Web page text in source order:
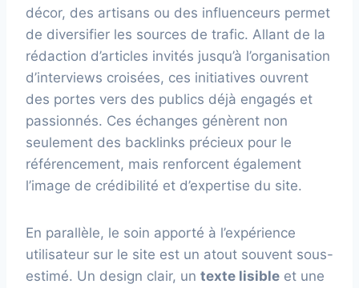
décor, des artisans ou des influenceurs permet
de diversifier les sources de trafic. Allant de la
rédaction d’articles invités jusqu’à l’organisation
d’interviews croisées, ces initiatives ouvrent
des portes vers des publics déjà engagés et
passionnés. Ces échanges génèrent non
seulement des backlinks précieux pour le
référencement, mais renforcent également
l’image de crédibilité et d’expertise du site.
En parallèle, le soin apporté à l’expérience
utilisateur sur le site est un atout souvent sous-
estimé. Un design clair, un texte lisible et une